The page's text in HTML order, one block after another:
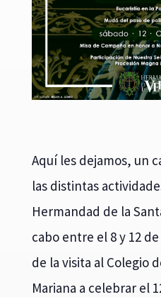
Aquí les dejamos, un
las distintas
Hermandad de la
cabo entre el 8 y 12
de la visita al Colegio
Mariana a celebrar el